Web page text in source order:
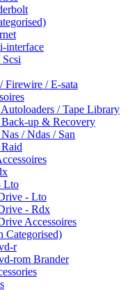
interface
Firewire / E-sata
/ Tape Library
up & Recovery
/ Ndas / San
Lto
- Lto
- Rdx
Accessoires
Categorised)
r
rom Brander